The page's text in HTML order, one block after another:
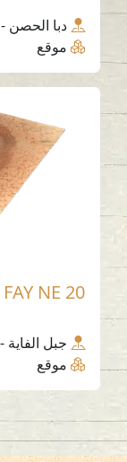
دبا الحصن -
موقع
FAY NE 20 – جبل الفاية، الشارقة
جبل الفاية -
موقع